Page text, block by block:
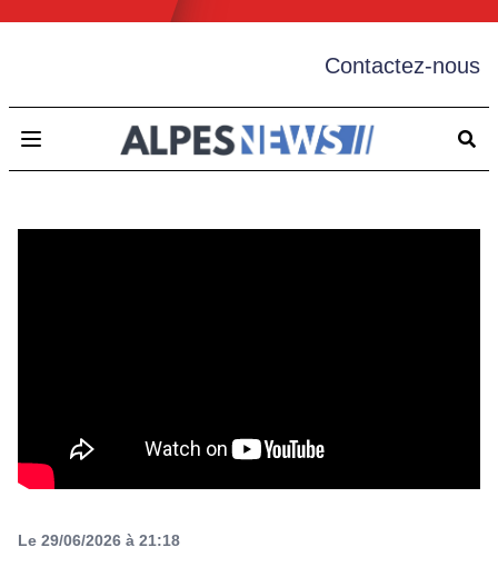
Contactez-nous
Open main menu
Le 29/06/2026 à 21:18